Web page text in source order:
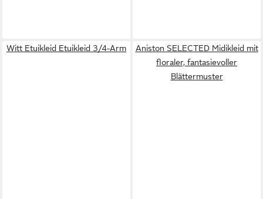
Witt Etuikleid Etuikleid 3/4-Arm
Aniston SELECTED Midikleid mit
floraler, fantasievoller
Blättermuster